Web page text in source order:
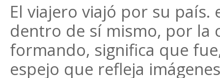
El viajero viajó por su
dentro de sí mismo, por
formando, significa que
espejo que refleja